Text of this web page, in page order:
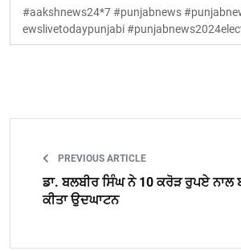
#aakshnews24*7 #punjabnews
ewslivetodaypunjabi
PREVIOUS ARTICLE
ਡਾ. ਬਲਬੀਰ ਸਿੰਘ ਨੇ 10 ਕਰੋੜ ਰੁਪਏ ਨਾਲ
ਕੀਤਾ ਉਦਘਾਟਨ